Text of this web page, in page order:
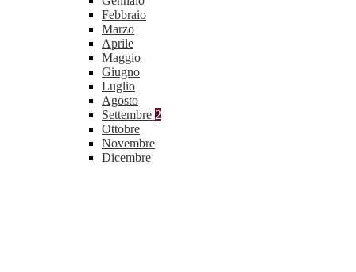
Febbraio
Marzo
Aprile
Maggio
Giugno
Luglio
Agosto
Settembre 2
Ottobre
Novembre
Dicembre